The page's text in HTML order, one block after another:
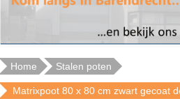
Home Stalen poten
Matrixpoot 80 x 80 cm zwart gecoat